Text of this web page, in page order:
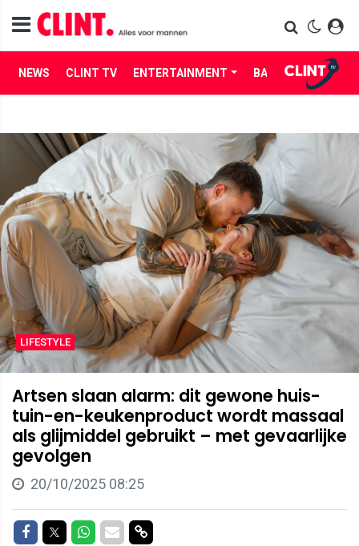
NEWS CLINT TV ENTERTAINMENT BABES LIFE
LIFESTYLE
Artsen slaan alarm: dit gewone huis-
tuin-en-keukenproduct wordt massaal
als glijmiddel gebruikt – met gevaarlijke
gevolgen
20/10/2025 08:25
Delen op Facebook
Delen op Twitter
Delen op Whatsapp
Delen via Mail
Delen via link